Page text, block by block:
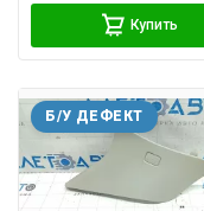
Купить
Б/У ДЕФЕКТ